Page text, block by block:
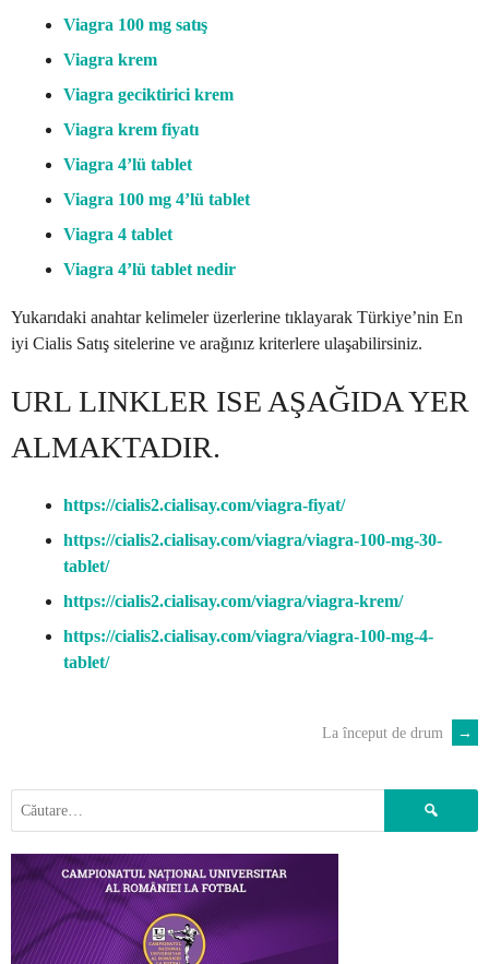
Viagra 100 mg satış
Viagra krem
Viagra geciktirici krem
Viagra krem fiyatı
Viagra 4’lü tablet
Viagra 100 mg 4’lü tablet
Viagra 4 tablet
Viagra 4’lü tablet nedir
Yukarıdaki anahtar kelimeler üzerlerine tıklayarak Türkiye’nin En
iyi Cialis Satış sitelerine ve arağınız kriterlere ulaşabilirsiniz.
URL LINKLER ISE AŞAĞIDA YER
ALMAKTADIR.
https://cialis2.cialisay.com/viagra-fiyat/
https://cialis2.cialisay.com/viagra/viagra-100-mg-30-
tablet/
https://cialis2.cialisay.com/viagra/viagra-krem/
https://cialis2.cialisay.com/viagra/viagra-100-mg-4-
tablet/
NAVIGATION
La început de drum →